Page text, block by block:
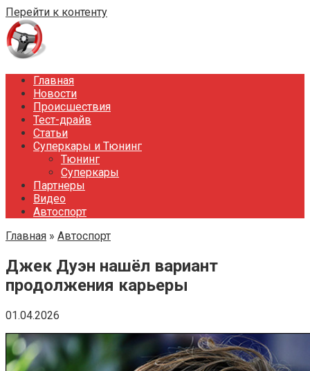
Перейти к контенту
Главная
Новости
Происшествия
Тест-драйв
Статьи
Суперкары и Тюнинг
Тюнинг
Суперкары
Партнеры
Видео
Автоспорт
Главная » Автоспорт
Джек Дуэн нашёл вариант
продолжения карьеры
01.04.2026